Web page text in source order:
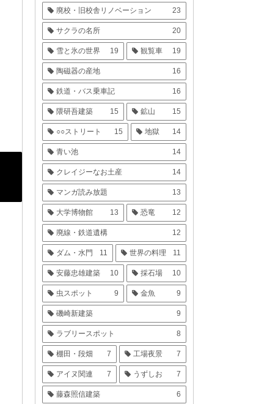
廃校・旧校舎リノベーション 23
サクラの名所 20
雪と氷の世界 19 観覧車 19
陶磁器の産地 16
鉄道・バス乗車記 16
隈研吾建築 15 鉱山 15
○○ストリート 15 地獄 14
青い池 14
クレイジーなお土産 14
マンガ読み放題 13
大学博物館 13 恐竜 12
廃線・鉄道遺構 12
ダム・水門 11 世界の料理 11
安藤忠雄建築 10 採石場 10
虫スポット 9 金魚 9
磯崎新建築 9
ラブリースポット 8
棚田・段畑 7 工場夜景 7
アイヌ関連 7 うずしお 7
藤森照信建築 6